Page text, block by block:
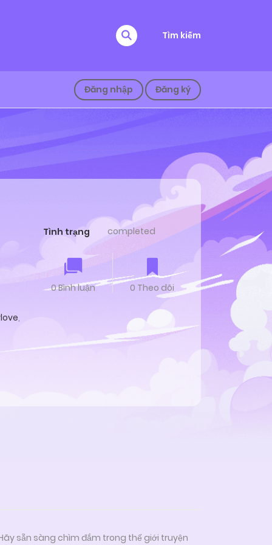
Tìm kiếm
Đăng nhập Đăng ký
,
Tình trạng completed
0 Bình luận 0 Theo dõi
sẵn sàng chìm đắm trong thế giới truyện